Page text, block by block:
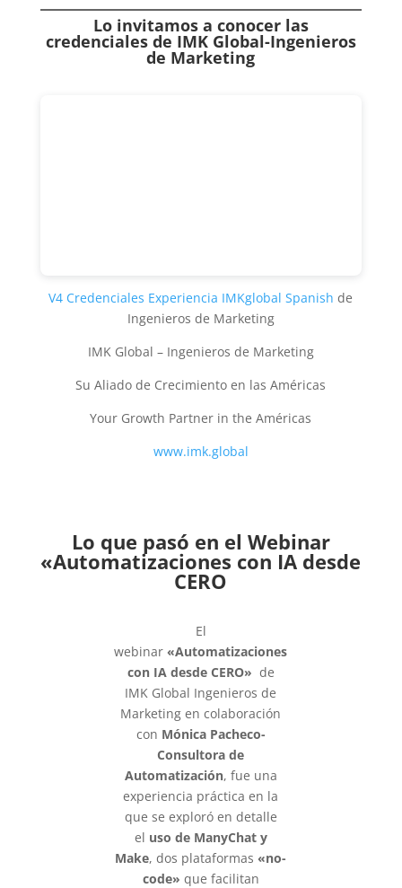
Lo invitamos a conocer las
credenciales de IMK Global-Ingenieros
de Marketing
V4 Credenciales Experiencia IMKglobal Spanish de
Ingenieros de Marketing
IMK Global – Ingenieros de Marketing
Su Aliado de Crecimiento en las Américas
Your Growth Partner in the Américas
www.imk.global
Lo que pasó en el Webinar
«Automatizaciones con IA desde
CERO
El
webinar «Automatizaciones
con IA desde CERO» de
IMK Global Ingenieros de
Marketing en colaboración
con Mónica Pacheco-
Consultora de
Automatización, fue una
experiencia práctica en la
que se exploró en detalle
el uso de ManyChat y
Make, dos plataformas «no-
code» que facilitan